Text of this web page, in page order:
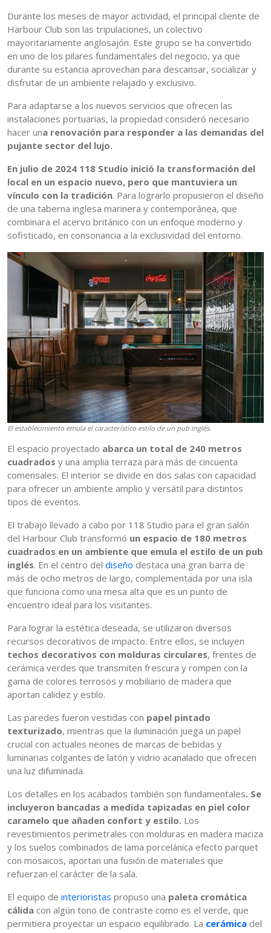
Durante los meses de mayor actividad, el principal cliente de
Harbour Club son las tripulaciones, un colectivo
mayoritariamente anglosajón. Este grupo se ha convertido
en uno de los pilares fundamentales del negocio, ya que
durante su estancia aprovechan para descansar, socializar y
disfrutar de un ambiente relajado y exclusivo.
Para adaptarse a los nuevos servicios que ofrecen las
instalaciones portuarias, la propiedad consideró necesario
hacer una renovación para responder a las demandas del
pujante sector del lujo.
En julio de 2024 118 Studio inició la transformación del
local en un espacio nuevo, pero que mantuviera un
vínculo con la tradición. Para lograrlo propusieron el diseño
de una taberna inglesa marinera y contemporánea, que
combinara el acervo británico con un enfoque moderno y
sofisticado, en consonancia a la exclusividad del entorno.
El establecimiento emula el característico estilo de un pub inglés.
El espacio proyectado abarca un total de 240 metros
cuadrados y una amplia terraza para más de cincuenta
comensales. El interior se divide en dos salas con capacidad
para ofrecer un ambiente amplio y versátil para distintos
tipos de eventos.
El trabajo llevado a cabo por 118 Studio para el gran salón
del Harbour Club transformó un espacio de 180 metros
cuadrados en un ambiente que emula el estilo de un pub
inglés. En el centro del diseño destaca una gran barra de
más de ocho metros de largo, complementada por una isla
que funciona como una mesa alta que es un punto de
encuentro ideal para los visitantes.
Para lograr la estética deseada, se utilizaron diversos
recursos decorativos de impacto. Entre ellos, se incluyen
techos decorativos con molduras circulares, frentes de
cerámica verdes que transmiten frescura y rompen con la
gama de colores terrosos y mobiliario de madera que
aportan calidez y estilo.
Las paredes fueron vestidas con papel pintado
texturizado, mientras que la iluminación juega un papel
crucial con actuales neones de marcas de bebidas y
luminarias colgantes de latón y vidrio acanalado que ofrecen
una luz difuminada.
Los detalles en los acabados también son fundamentales. Se
incluyeron bancadas a medida tapizadas en piel color
caramelo que añaden confort y estilo. Los
revestimientos perimetrales con molduras en madera maciza
y los suelos combinados de lama porcelánica efecto parquet
con mosaicos, aportan una fusión de materiales que
refuerzan el carácter de la sala.
El equipo de interioristas propuso una paleta cromática
cálida con algún tono de contraste como es el verde, que
permitiera proyectar un espacio equilibrado. La cerámica del